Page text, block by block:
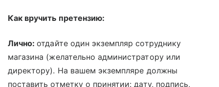
Как вручить претензию:
Лично:отдайте один экземпляр сотруднику
магазина (желательно администратору или
директору). На вашем экземпляре должны
поставить отметку о принятии: дату, подпись,